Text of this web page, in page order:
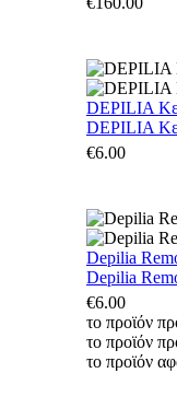
DEPILIA
DEPILIA
€6.00
Depilia
Depilia
€6.00
το προϊόν
το προϊόν
το προϊόν